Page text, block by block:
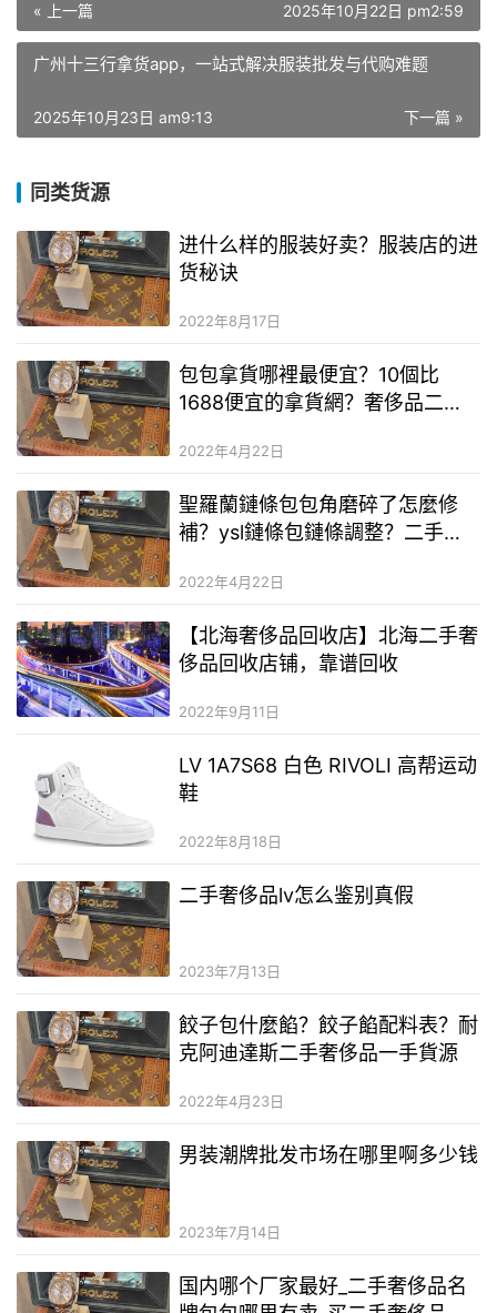
« 上一篇 2025年10月22日 pm2:59
广州十三行拿货app，一站式解决服装批发与代购难题
下一篇 »
2025年10月23日 am9:13
同类货源
进什么样的服装好卖？服装店的进
货秘诀
2022年8月17日
包包拿貨哪裡最便宜？10個比
1688便宜的拿貨網？奢侈品二手
2022年4月22日
聖羅蘭鏈條包包角磨碎了怎麼修
補？ysl鏈條包鏈條調整？二手奢
2022年4月22日
【北海奢侈品回收店】北海二手奢
侈品回收店铺，靠谱回收
2022年9月11日
LV 1A7S68 白色 RIVOLI 高帮运动
鞋
2022年8月18日
二手奢侈品lv怎么鉴别真假
2023年7月13日
餃子包什麼餡？餃子餡配料表？耐
克阿迪達斯二手奢侈品一手貨源
2022年4月23日
男装潮牌批发市场在哪里啊多少钱
2023年7月14日
国内哪个厂家最好_二手奢侈品名